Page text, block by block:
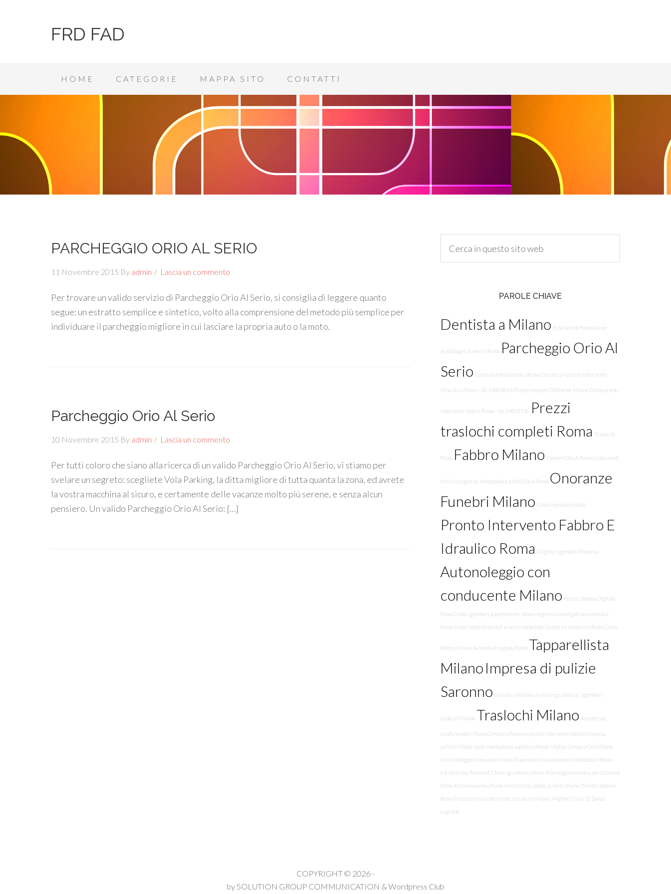
FRD FAD
HOME CATEGORIE MAPPA SITO CONTATTI
PARCHEGGIO ORIO AL SERIO
11 Novembre 2015 By admin Lascia un commento
Per trovare un valido servizio di Parcheggio Orio Al Serio, si consiglia di leggere quanto
segue: un estratto semplice e sintetico, volto alla comprensione del metodo più semplice per
individuare il parcheggio migliore in cui lasciare la propria auto o la moto.
Parcheggio Orio Al Serio
10 Novembre 2015 By admin Lascia un commento
Per tutti coloro che siano alla ricerca di un valido Parcheggio Orio Al Serio, vi stiamo per
svelare un segreto: scegliete Vola Parking, la ditta migliore di tutta quanta la zona, ed avrete
la vostra macchina al sicuro, e certamente delle vacanze molto più serene, e senza alcun
pensiero. Un valido Parcheggio Orio Al Serio: […]
PAROLE CHIAVE
Dentista a Milano Riparazione Riparazione
scaldabagni Junkers Roma Parcheggio Orio Al
Serio Costo disinfestazione a Roma Cercare un pronto intervento
idraulico a Roma – 06.94804843 Prezzo Impianti D’Allarme Milano Costo pronto
intervento fabbro Roma – 06.94801156 Prezzi
traslochi completi Roma Traslochi
Roma Fabbro Milano Compro Oro A Roma Costo denti
fissi in un giorno Mastoplastica Additiva A Roma Onoranze
Funebri Milano Costo impianti dentali
Pronto Intervento Fabbro E
Idraulico Roma Migliori sgomberi Piacenza
Autonoleggio con
conducente Milano Prezzo Stampa Digitale
Roma Costo sgomberi appartamenti milano Agenzia investigativa economica
Roma Costo impianti dentali a carico immediato Compro e vendo oro Roma Costo
fabbro Milano Azienda di segway Rome Tapparellista
MilanoImpresa di pulizie
Saronno Cercare a Milano un chirurgo plastico Sgomberi
Gratuiti Milano Traslochi Milano Assistenza
condizionatori Roma Cercare a Roma un pronto intervento fabbro Impresa
pulizie Milano Costi mastoplastica additiva Roma Miglior Compro Oro Milano
Costo noleggio limousine Milano Riparazioni e assistenza climatizzatori Roma
Infissi in pvc Roma est Chirurgo plastico Roma Psicologa economica san Giovanni
Roma Artemisia annua Roma Assistenza Caldaie Junkers Roma Disinfestazione
Roma Prezzo pronto intervento serrature Milano Migliori Corsi Di Danza
Legnano
COPYRIGHT © 2026 -
bySOLUTION GROUP COMMUNICATION & Wordpress Club